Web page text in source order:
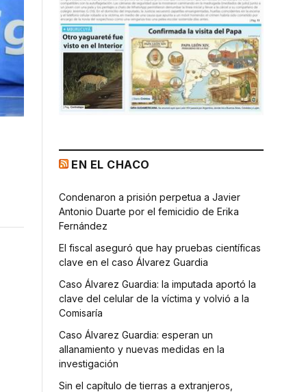
EN EL CHACO
Condenaron a prisión perpetua a Javier
Antonio Duarte por el femicidio de Erika
Fernández
El fiscal aseguró que hay pruebas científicas
clave en el caso Álvarez Guardia
Caso Álvarez Guardia: la imputada aportó la
clave del celular de la víctima y volvió a la
Comisaría
Caso Álvarez Guardia: esperan un
allanamiento y nuevas medidas en la
investigación
Sin el capítulo de tierras a extranjeros,